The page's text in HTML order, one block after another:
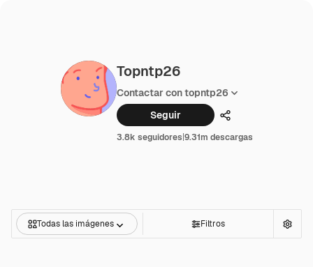
Topntp26
Contactar con topntp26
Seguir
Compartir
3.8k seguidores|9.31m descargas
Todas las imágenes Filtros